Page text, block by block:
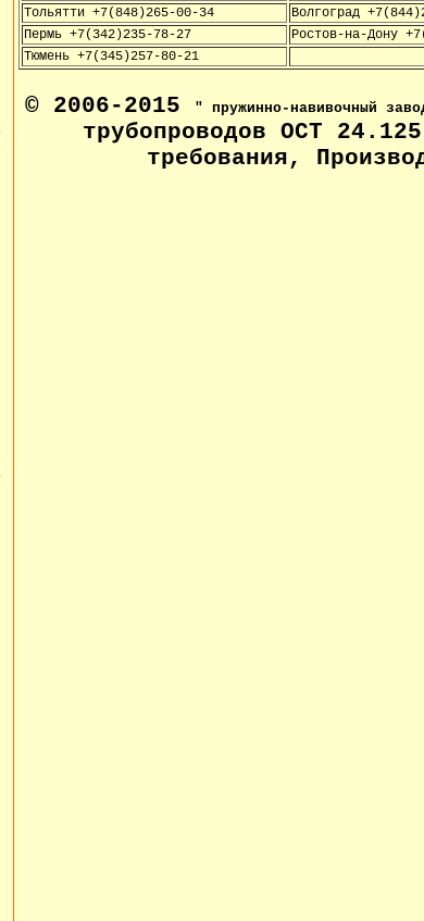
Тольятти +7(848)265-00-34
Волгоград
Пермь +7(342)235-78-27
Ростов-на-Дону
Тюмень +7(345)257-80-21
© 2006-2015 " пружинно-навивочный
трубопроводов ОСТ
требования,